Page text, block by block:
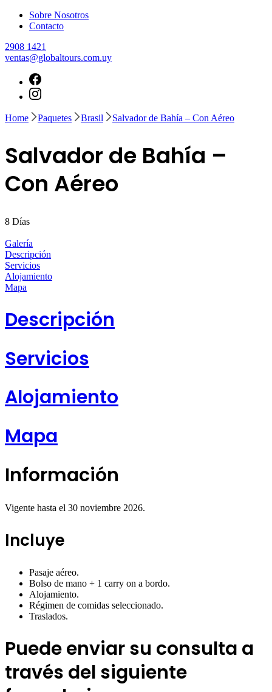
Sobre Nosotros
Contacto
2908 1421
ventas@globaltours.com.uy
Home Paquetes Brasil Salvador de Bahía – Con Aéreo
Salvador de Bahía –
Con Aéreo
8 Días
Galería
Descripción
Servicios
Alojamiento
Mapa
Descripción
Servicios
Alojamiento
Mapa
Información
Vigente hasta el 30 noviembre 2026.
Incluye
Pasaje aéreo.
Bolso de mano + 1 carry on a bordo.
Alojamiento.
Régimen de comidas seleccionado.
Traslados.
Puede enviar su consulta a
través del siguiente